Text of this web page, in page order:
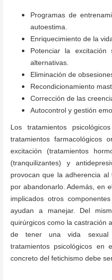
Programas de
autoestima.
Enriquecimiento de la
Potenciar la excitación
alternativas.
Eliminación de
Recondicionamiento
Corrección de las
Autocontrol y gestión
Los tratamientos
tratamientos farmacológicos
excitación (tratamientos
(tranquilizantes) y
provocan que la adherencia
por abandonarlo. Además, en
implicados otros
ayudan a manejar. Del
quirúrgicos como la castración
de tener una vida sexual
tratamientos psicológicos
concreto del fetichismo debe